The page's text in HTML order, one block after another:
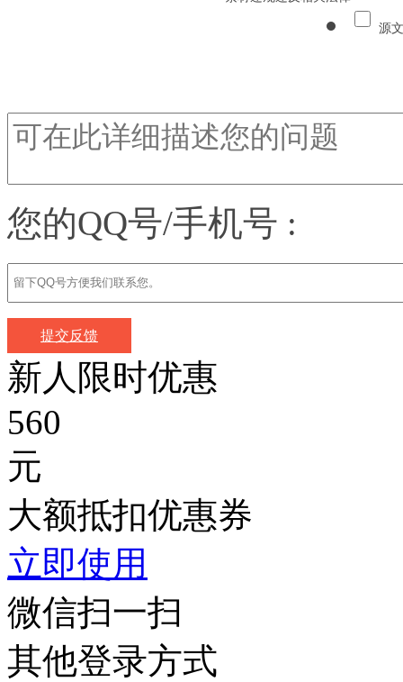
源
您的QQ号/手机号 :
提交反馈
新人限时优惠
560
元
大额抵扣优惠券
立即使用
微信扫一扫
其他登录方式